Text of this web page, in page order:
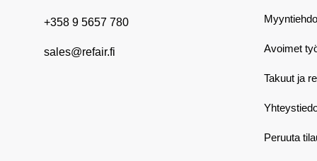
+358 9 5657 780
sales@refair.fi Avoimet
Takuut ja
Peruuta